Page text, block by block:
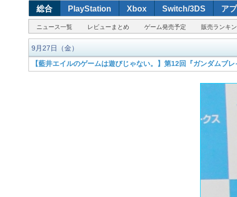
総合 PlayStation Xbox Switch/3DS ア
ニュース一覧 レビューまとめ ゲーム発売予定 販売ランキ
9月27日（金）
【藍井エイルのゲームは遊びじゃない。】第12回『ガンダムブ